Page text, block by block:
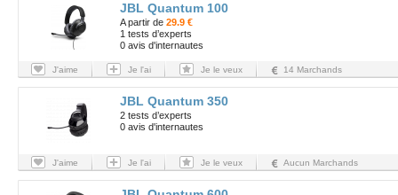
JBL Quantum 100
A partir de 29.9 €
1 tests d’experts
0 avis d'internautes
J'aime Je l'ai Je le veux 14 Marchands
JBL Quantum 350
2 tests d’experts
0 avis d'internautes
J'aime Je l'ai Je le veux Aucun Marchands